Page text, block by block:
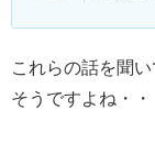
これらの話を聞
そうですよね・・